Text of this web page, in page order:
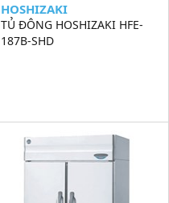
HOSHIZAKI
TỦ ĐÔNG HOSHIZAKI HFE-
187B-SHD